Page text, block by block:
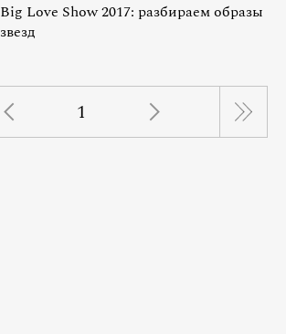
Big Love Show 2017: разбираем образы
звезд
1